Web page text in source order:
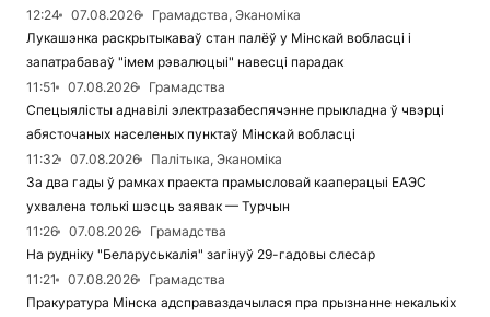
12:24
07.08.2026
Грамадства, Эканоміка
Лукашэнка раскрытыкаваў стан палёў у Мінскай вобласці і
запатрабаваў "імем рэвалюцыі" навесці парадак
11:51
07.08.2026
Грамадства
Спецыялісты аднавілі электразабеспячэнне прыкладна ў чвэрці
абясточаных населеных пунктаў Мінскай вобласці
11:32
07.08.2026
Палітыка, Эканоміка
За два гады ў рамках праекта прамысловай кааперацыі ЕАЭС
ухвалена толькі шэсць заявак — Турчын
11:26
07.08.2026
Грамадства
На рудніку "Беларуськалія" загінуў 29-гадовы слесар
11:21
07.08.2026
Грамадства
Пракуратура Мінска адсправаздачылася пра прызнанне некалькіх